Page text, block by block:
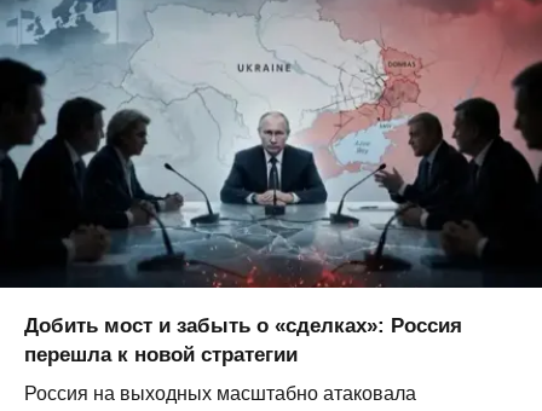
Добить мост и забыть о «сделках»: Россия
перешла к новой стратегии
Россия на выходных масштабно атаковала